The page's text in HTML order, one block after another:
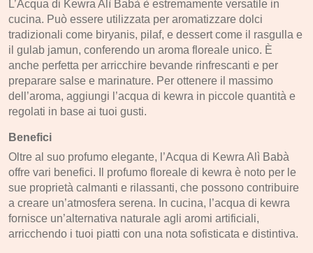
L’Acqua di Kewra Alì Babà è estremamente versatile in
cucina. Può essere utilizzata per aromatizzare dolci
tradizionali come biryanis, pilaf, e dessert come il rasgulla e
il gulab jamun, conferendo un aroma floreale unico. È
anche perfetta per arricchire bevande rinfrescanti e per
preparare salse e marinature. Per ottenere il massimo
dell’aroma, aggiungi l’acqua di kewra in piccole quantità e
regolati in base ai tuoi gusti.
Benefici
Oltre al suo profumo elegante, l’Acqua di Kewra Alì Babà
offre vari benefici. Il profumo floreale di kewra è noto per le
sue proprietà calmanti e rilassanti, che possono contribuire
a creare un’atmosfera serena. In cucina, l’acqua di kewra
fornisce un’alternativa naturale agli aromi artificiali,
arricchendo i tuoi piatti con una nota sofisticata e distintiva.